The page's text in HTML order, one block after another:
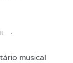
musical